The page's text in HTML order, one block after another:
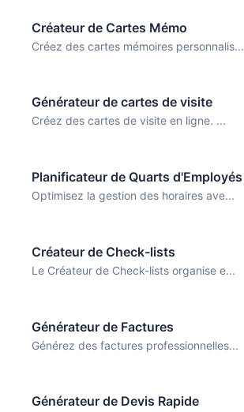
Créateur de Cartes Mémo
Créez des cartes mémoires personnalis...
Générateur de cartes de visite
Créez des cartes de visite en ligne. ...
Planificateur de Quarts d'Employés
Optimisez la gestion des horaires ave...
Créateur de Check-lists
Le Créateur de Check-lists organise e...
Générateur de Factures
Générez des factures professionnelles...
Générateur de Devis Rapide